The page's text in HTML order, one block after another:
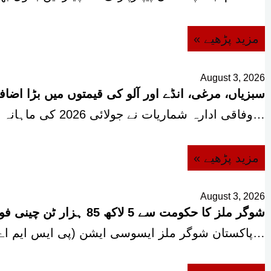
« مزید پڑھیے
August 3, 2026
سبزیاں، مرغی، انڈے اور آلو کی قیمتوں میں بڑا
وفاقی ادارہ شماریات نے جولائی 2026 کی ماہانہ مہنگائی رپورٹ…
« مزید پڑھیے
August 3, 2026
شوگر ملز کا حکومت سے 5 لاکھ 85 ہزار ٹن چینی فوری برآمد کرنے کا مطالبہ
پاکستان شوگر ملز ایسوسی ایشن (پی ایس ایم اے) نے…